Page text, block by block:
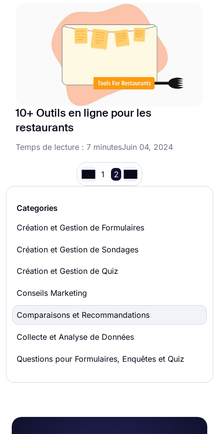
10+ Outils en ligne pour les
restaurants
Temps de lecture : 7 minutesJuin 04, 2024
1 2
Categories
Création et Gestion de Formulaires
Création et Gestion de Sondages
Création et Gestion de Quiz
Conseils Marketing
Comparaisons et Recommandations
Collecte et Analyse de Données
Questions pour Formulaires, Enquêtes et Quiz